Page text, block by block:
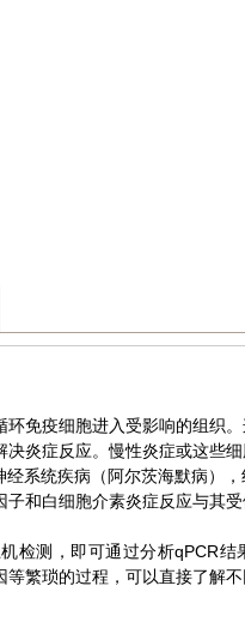
免疫细胞进入受影响的组织
炎症反应。慢性炎症或这些
系统疾病（阿尔茨海默病），
和白细胞介素炎症反应与其
测，即可通过分析qPCR结
繁琐的过程，可以直接了解